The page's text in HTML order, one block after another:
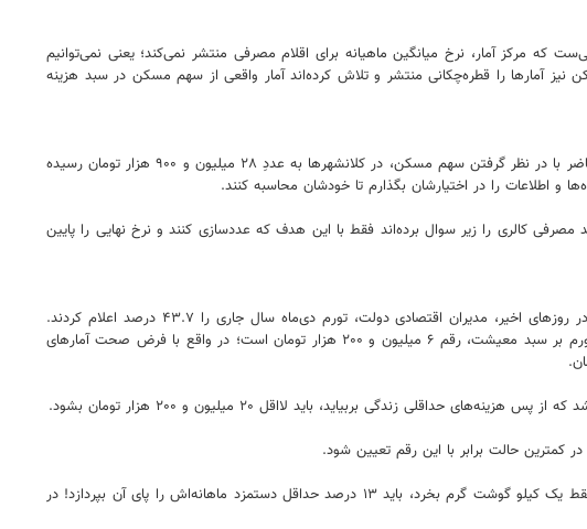
که مرکز آمار، نرخ میانگین ماهیانه برای اقلام مصرفی منتشر نمی‌کند؛ یعنی نمی‌توانیم
آمارها را قطره‌چکانی منتشر و تلاش کرده‌اند آمار واقعی از سهم مسکن در سبد هزینه
امروز نرخ سبد معیشت حداقلی خانوارهای کارگری در تهران و شهرستان‌ها چقدر است؛ توفیقی در پاسخ به این سوال گفت: سبد معیشت در حال حاضر با در نظر گرفتن سهم مسکن، در کلانشهرها به عددِ ۲۸ میلیون و ۹۰۰ هزار تومان رسیده
کالری را زیر سوال برده‌اند فقط با این هدف که عددسازی کنند و نرخ نهایی را پایین
او ادامه داد: با وجود همه‌ی اینها، سال گذشته در کمیته دستمزد، نرخ سبد معیشت به صورت غیرواقعی، حدود ۱۴ میلیون تومان محاسبه شد. در روزهای اخیر، مدیران اقتصادی دولت، تورم دی‌ماه سال جاری را ۴۳.۷ درصد اعلام کردند.
بنابراین اگر این تورم ۴۳.۷ درصدی را که چندان واقعی هم نیست، روی سبد معیشت سال قبل اعمال کنیم به این نتیجه می‌رسیم که اثر ریالی تورم بر سبد معیشت، رقم ۶ میلیون و ۲۰۰ هزار تومان است؛ در واقع با فرض صحت آمارهای
این فعال کارگری با بیان اینکه «امروز قیمت هر کیلو گوشت گرم در بازار، ۱۳ درصد حداقل دستمزد یک کارگر است» افزود: یک کارگر اگر بخواهد فقط یک کیلو گوشت گرم بخرد، باید ۱۳ درصد حداقل دستمزد ماهانه‌اش را پای آن بپردازد! در